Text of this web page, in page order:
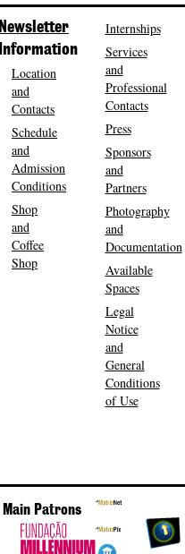
Newsletter
Information
Location
and
Contacts
Schedule
and
Admission
Conditions
Shop
and
Coffee
Shop
Internships
Services
and
Professional
Contacts
Press
Sponsors
and
Partners
Photography
and
Documentation
Available
Spaces
Legal
Notice
and
General
Conditions
of Use
Main Patrons